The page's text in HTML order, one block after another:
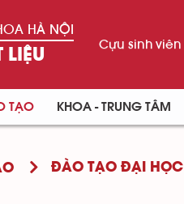
HÀ NỘI
LIỆU
Cựu sinh viên
TẠO KHOA - TRUNG TÂM
ĐÀO TẠO ĐẠI HỌC